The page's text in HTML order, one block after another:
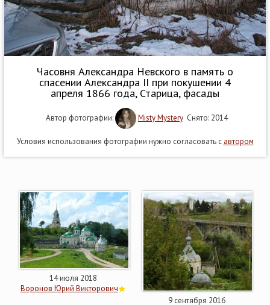
Часовня Александра Невского в память о
спасении Александра II при покушении 4
апреля 1866 года, Старица, фасады
Автор фотографии: Misty Mystery Снято: 2014
Условия использования фотографии нужно согласовать с автором
14 июля 2018
Воронов Юрий Викторович
9 сентября 2016